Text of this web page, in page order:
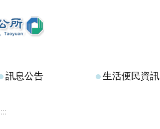
訊息公告 生活便民資訊
:::